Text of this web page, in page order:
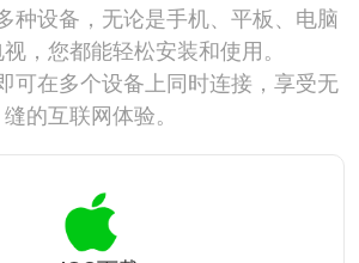
种设备，无论是手机、平板、电脑
，您都能轻松安装和使用。
可在多个设备上同时连接，享受无
缝的互联网体验。